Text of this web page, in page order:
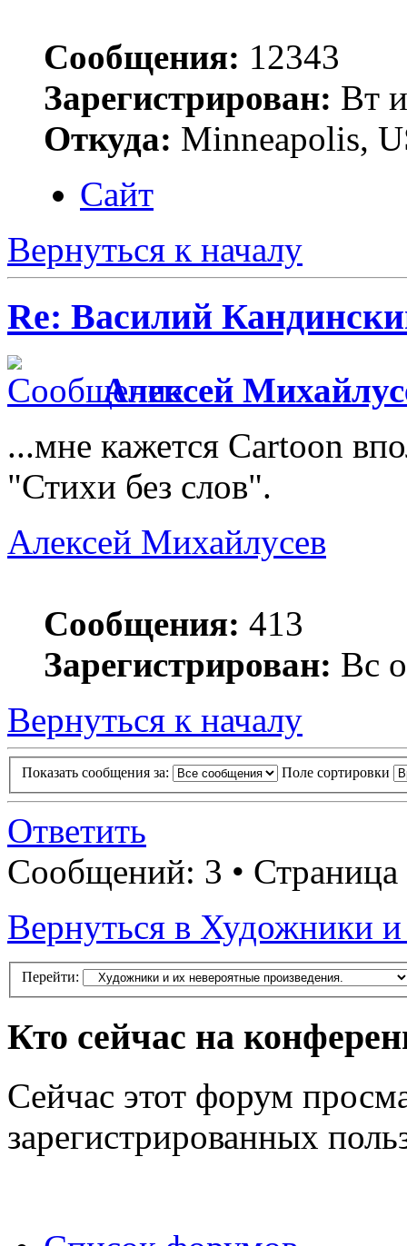
Сообщения: 12343
Зарегистрирован: Вт
Откуда: Minneapolis,
Сайт
Вернуться к началу
Re: Василий
Алексей
...мне кажется Cartoon
"Стихи без слов".
Алексей Михайлусев
Сообщения: 413
Зарегистрирован: Вс
Вернуться к началу
Показать сообщения за: Поле сортировки
Ответить
Сообщений: 3 • Страница
Вернуться в Художники
Перейти:
Кто сейчас на
Сейчас этот форум
зарегистрированных